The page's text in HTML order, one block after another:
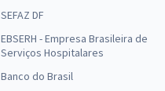
SEFAZ DF
EBSERH - Empresa Brasileira de
Serviços Hospitalares
Banco do Brasil